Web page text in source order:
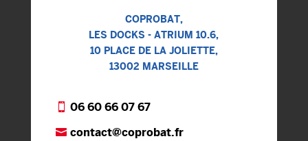
COPROBAT,
LES DOCKS - ATRIUM 10.6,
10 PLACE DE LA JOLIETTE,
13002 MARSEILLE
06 60 66 07 67
contact@coprobat.fr